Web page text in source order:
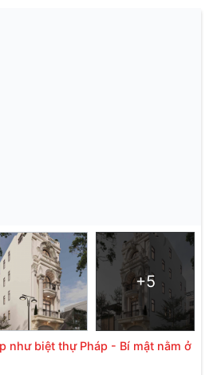
+5
như biệt thự Pháp - Bí mật nằm ở